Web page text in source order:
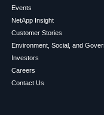
Events
NetApp Insight
Customer Stories
Environment, Social, and
Investors
Careers
Contact Us